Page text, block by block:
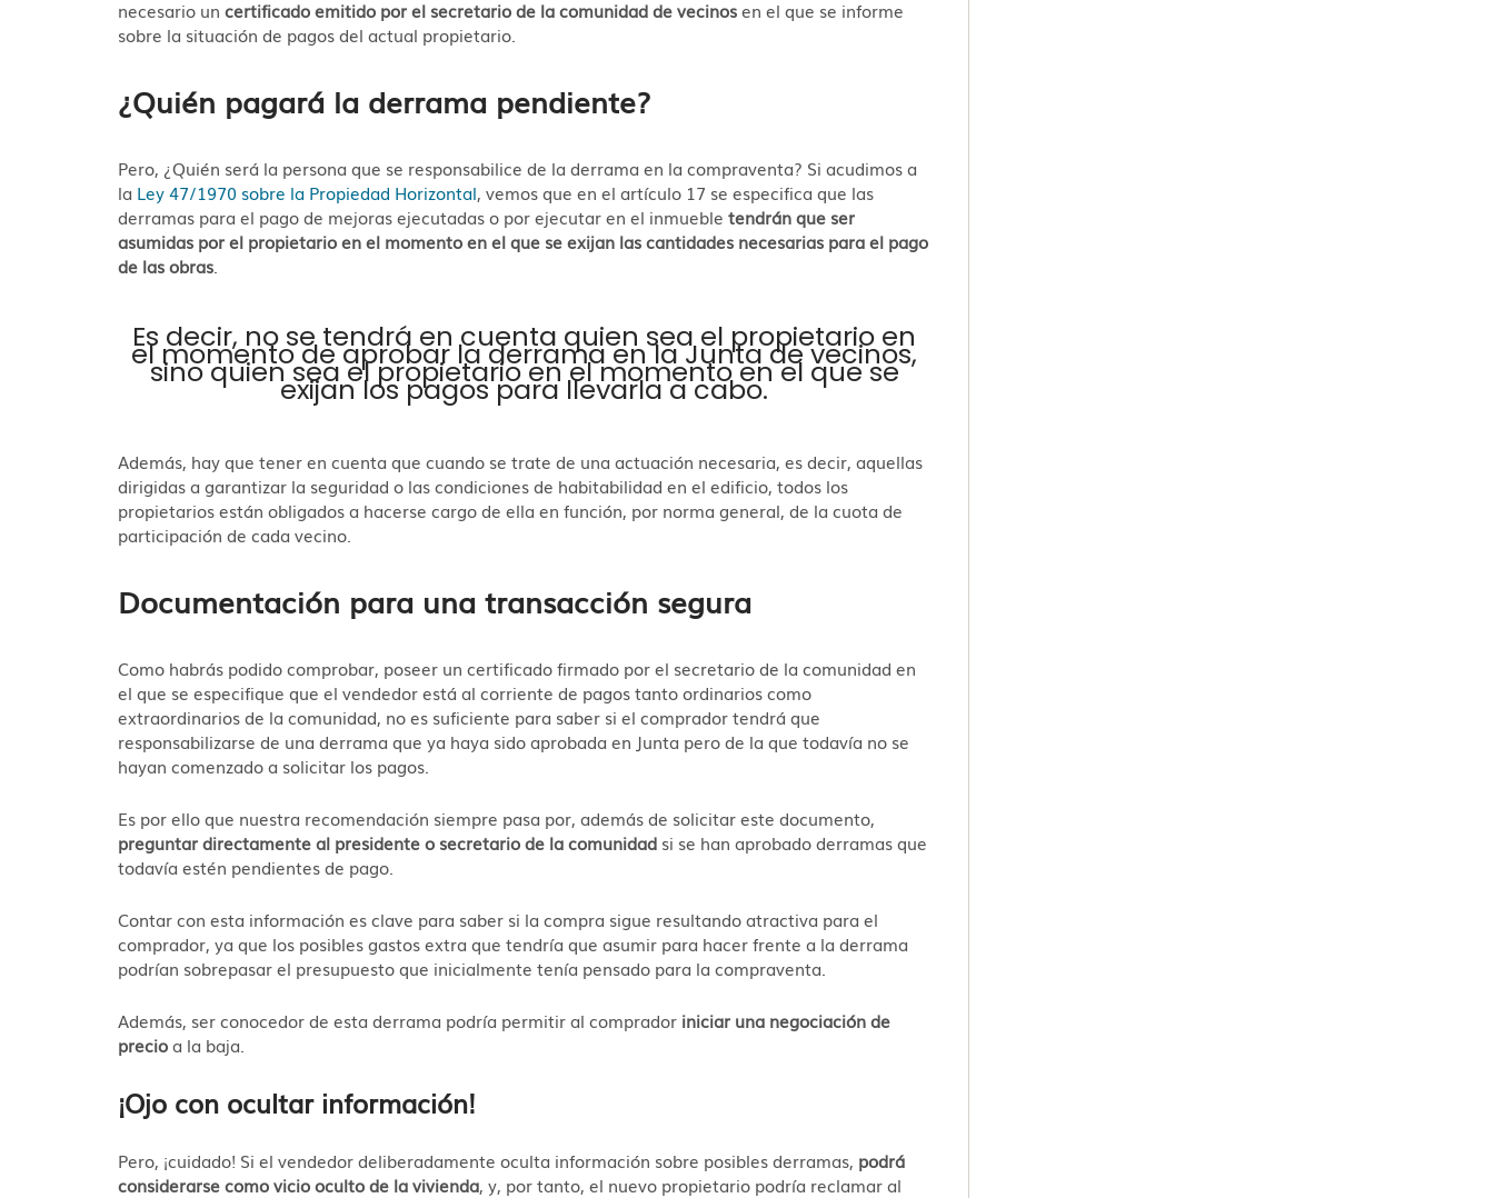
necesario uncertificado emitido por el secretario de la comunidad de vecinosen el que se informe
sobre la situación de pagos del actual propietario.
¿Quién pagará la derrama pendiente?
Pero, ¿Quién será la persona que se responsabilice de la derrama en la compraventa? Si acudimos a
la Ley 47/1970 sobre la Propiedad Horizontal, vemos que en el artículo 17 se especifica que las
derramas para el pago de mejoras ejecutadas o por ejecutar en el inmuebletendrán que ser
asumidas por el propietario en el momento en el que se exijan las cantidades necesarias para el pago
de las obras
Es decir, no se tendrá en cuenta quien sea el propietario en
el momento de aprobar la derrama en la Junta de vecinos,
sino quien sea el propietario en el momento en el que se
exijan los pagos para llevarla a cabo.
Además, hay que tener en cuenta que cuando se trate de una actuación necesaria, es decir, aquellas
dirigidas a garantizar la seguridad o las condiciones de habitabilidad en el edificio, todos los
propietarios están obligados a hacerse cargo de ella en función, por norma general, de la cuota de
participación de cada vecino.
Documentación para una transacción segura
Como habrás podido comprobar, poseer un certificado firmado por el secretario de la comunidad en
el que se especifique que el vendedor está al corriente de pagos tanto ordinarios como
extraordinarios de la comunidad, no es suficiente para saber si el comprador tendrá que
responsabilizarse de una derrama que ya haya sido aprobada en Junta pero de la que todavía no se
hayan comenzado a solicitar los pagos.
Es por ello que nuestra recomendación siempre pasa por, además de solicitar este documento,
preguntar directamente al presidente o secretario de la comunidad si se han aprobado derramas que
todavía estén pendientes de pago.
Contar con esta información es clave para saber si la compra sigue resultando atractiva para el
comprador, ya que los posibles gastos extra que tendría que asumir para hacer frente a la derrama
podrían sobrepasar el presupuesto que inicialmente tenía pensado para la compraventa.
Además, ser conocedor de esta derrama podría permitir al comprador iniciar una negociación de
precioa la baja.
¡Ojo con ocultar información!
Pero, ¡cuidado! Si el vendedor deliberadamente oculta información sobre posibles derramas, podrá
considerarse como vicio oculto de la vivienda, y, por tanto, el nuevo propietario podría reclamar al